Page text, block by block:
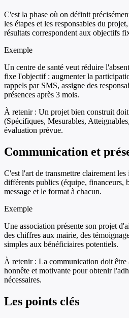
C'est la phase où on définit
les étapes et les responsables du
résultats correspondent aux objectifs
Exemple
Un centre de santé veut réduire
fixe l'objectif : augmenter la
rappels par SMS, assigne des
présences après 3 mois.
À retenir : Un projet bien construit
(Spécifiques, Mesurables,
évaluation prévue.
Communication et
C'est l'art de transmettre clairement
différents publics (équipe, financeurs,
message et le format à chacun.
Exemple
Une association présente son projet
des chiffres aux mairie, des
simples aux bénéficiaires potentiels.
À retenir : La communication doit être
honnête et motivante pour obtenir
nécessaires.
Les points clés